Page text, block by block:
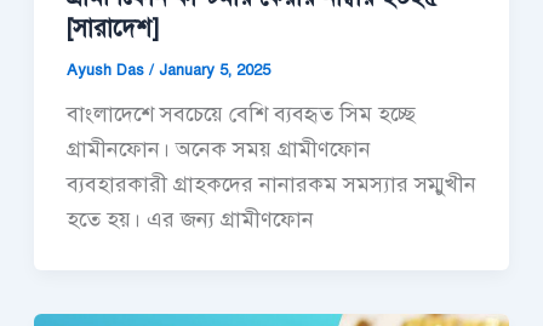
[সারাদেশ]
Ayush Das /January 5, 2025
বাংলাদেশে সবচেয়ে বেশি ব্যবহৃত সিম হচ্ছে
গ্রামীনফোন। অনেক সময় গ্রামীণফোন
ব্যবহারকারী গ্রাহকদের নানারকম সমস্যার সম্মুখীন
হতে হয়। এর জন্য গ্রামীণফোন